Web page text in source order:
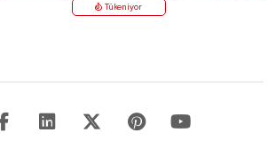
Tükeniyor